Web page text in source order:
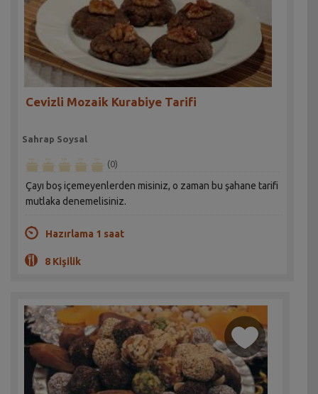
Cevizli Mozaik Kurabiye Tarifi
Sahrap Soysal
(0)
Çayı boş içemeyenlerden misiniz, o zaman bu şahane tarifi
mutlaka denemelisiniz.
Hazırlama 1 saat
8 Kişilik